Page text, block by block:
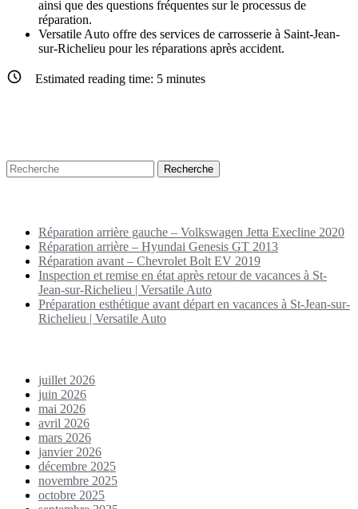
ainsi que des questions fréquentes sur le processus de
réparation.
Versatile Auto offre des services de carrosserie à Saint-Jean-
sur-Richelieu pour les réparations après accident.
Estimated reading time: 5 minutes
Réparation arrière gauche – Volkswagen Jetta Execline 2020
Réparation arrière – Hyundai Genesis GT 2013
Réparation avant – Chevrolet Bolt EV 2019
Inspection et remise en état après retour de vacances à St-
Jean-sur-Richelieu | Versatile Auto
Préparation esthétique avant départ en vacances à St-Jean-sur-
Richelieu | Versatile Auto
juillet 2026
juin 2026
mai 2026
avril 2026
mars 2026
janvier 2026
décembre 2025
novembre 2025
octobre 2025